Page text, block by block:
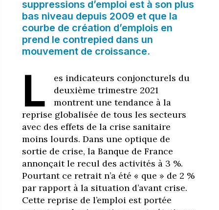
suppressions d’emploi est à son plus
bas niveau depuis 2009 et que la
courbe de création d’emplois en
prend le contrepied dans un
mouvement de croissance.
L
es indicateurs conjoncturels du
deuxième trimestre 2021
montrent une tendance à la
reprise globalisée de tous les secteurs
avec des effets de la crise sanitaire
moins lourds. Dans une optique de
sortie de crise, la Banque de France
annonçait le recul des activités à 3 %.
Pourtant ce retrait n’a été « que » de 2 %
par rapport à la situation d’avant crise.
Cette reprise de l’emploi est portée